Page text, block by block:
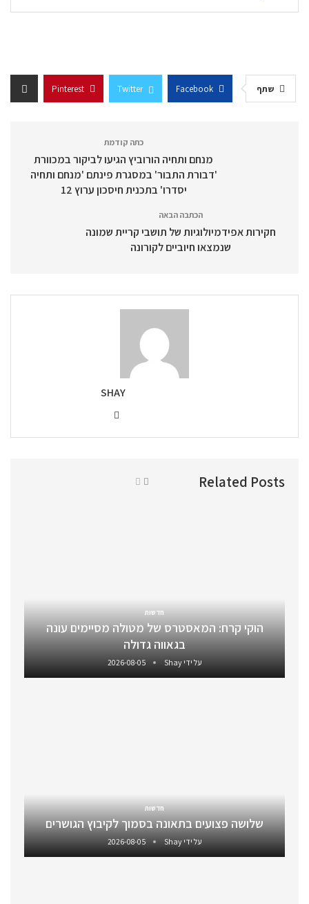
שתף Facebook
Twitter
Pinterest
כתה קודמת
מנחם ותחיה הורוביץ הגיעו לביקור במכוורת
'דבורת התבור' במסגרת פינתם 'מנחם ותחיה
יסדרו' בתכנית חיסכון ערוץ 12
הכתבה הבאה
חקירות אפידמיולוגיות של תושבי קריית שמונה
שנמצאו חיוביים לקורונה
SHAY
Related Posts
חדשות
הוקי קרח: המאסטרס של מטולה מסיימים עונה
בגאווה גדולה
על ידיShay
2026-08-05
חדשות
שלושה פצועים בתאונה בסמוך לקיבוץ הגושרים
על ידיShay
2026-08-05